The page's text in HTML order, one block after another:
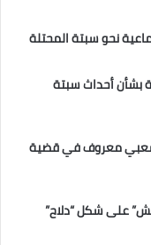
نحو سبتة المحتلة
بشأن أحداث سبتة
شعبي معروف في قضية
على شكل “دلاح”